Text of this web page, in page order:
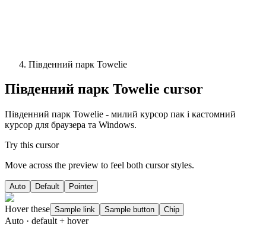
Південний парк Towelie
Південний парк Towelie cursor
Південний парк Towelie - милий курсор пак і кастомний
курсор для браузера та Windows.
Try this cursor
Move across the preview to feel both cursor styles.
Auto Default Pointer
Hover these Sample link Sample button Chip
Auto · default + hover